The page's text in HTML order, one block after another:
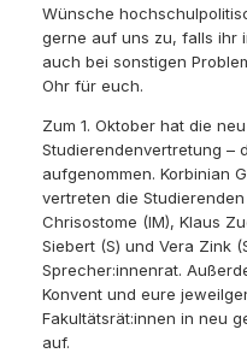
Wünsche
gerne auf uns zu, falls ihr
auch bei sonstigen
Ohr für euch.
Zum 1. Oktober hat die
Studierendenvertretung –
aufgenommen. Korbinian
vertreten die Studierenden
Chrisostome (IM), Klaus
Siebert (S) und Vera Zink
Sprecher:innenrat.
Konvent und eure
Fakultätsrät:innen in neu
auf.